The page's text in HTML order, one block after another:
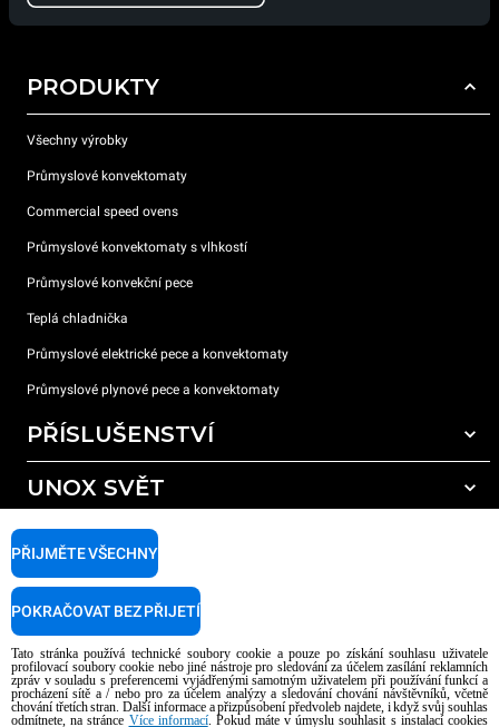
PRODUKTY
Všechny výrobky
Průmyslové konvektomaty
Commercial speed ovens
Průmyslové konvektomaty s vlhkostí
Průmyslové konvekční pece
Teplá chladnička
Průmyslové elektrické pece a konvektomaty
Průmyslové plynové pece a konvektomaty
PŘÍSLUŠENSTVÍ
Všechna příslušenství
Čisticí prostředky pro ruční mytí
Úprava vody pryskyřičnými filtry
Úprava vody reverzní osmózou
UNOX SVĚT
Naše pobočky po celém světě
PODPORA
Najděte Servisní Střediska
Copyright 2026 UNOX S.p.A. Všechna práva vyhrazena. Reg. Imp. Padova n °
AI Content Disclaimer Privacy policy Cookie policy
Tato stránka používá technické soubory cookie a pouze po získání souhlasu uživatele
profilovací soubory cookie nebo jiné nástroje pro sledování za účelem zasílání reklamních
zpráv v souladu s preferencemi vyjádřenými samotným uživatelem při používání funkcí a
procházení sítě a / nebo pro za účelem analýzy a sledování chování návštěvníků, včetně
chování třetích stran. Další informace a přizpůsobení předvoleb najdete, i když svůj souhlas
odmítnete, na stránce Více informací. Pokud máte v úmyslu souhlasit s instalací cookies
PŘIJMĚTE VŠECHNY
POKRAČOVAT BEZ PŘIJETÍ